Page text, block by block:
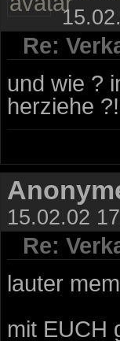
Re:
und wie ?
herziehe
15.02.02
Re:
lauter
mit EUCH